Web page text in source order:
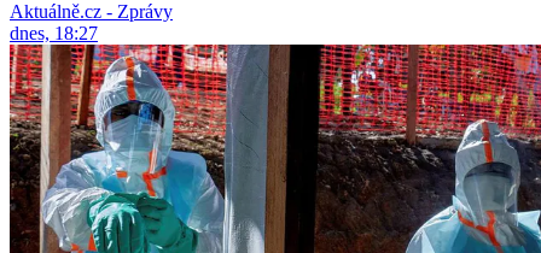
Aktuálně.cz - Zprávy
dnes, 18:27